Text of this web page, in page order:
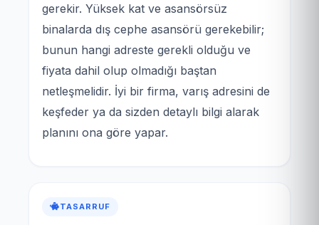
gerekir. Yüksek kat ve asansörsüz
binalarda dış cephe asansörü gerekebilir;
bunun hangi adreste gerekli olduğu ve
fiyata dahil olup olmadığı baştan
netleşmelidir. İyi bir firma, varış adresini de
keşfeder ya da sizden detaylı bilgi alarak
planını ona göre yapar.
TASARRUF